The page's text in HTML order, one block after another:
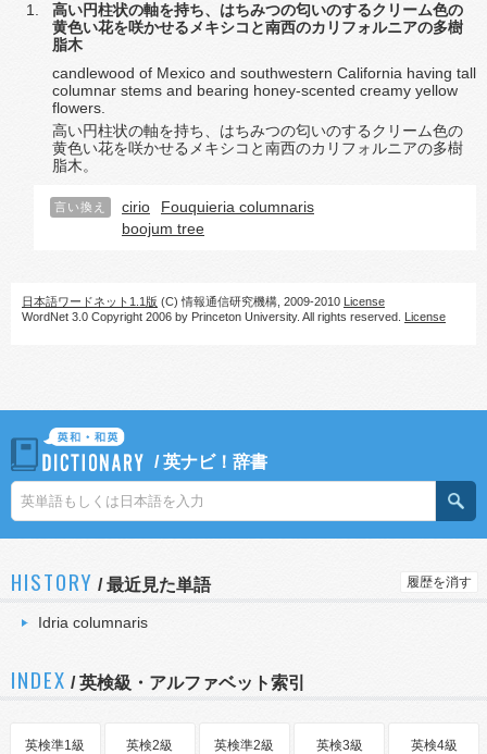
高い円柱状の軸を持ち、はちみつの匂いのするクリーム色の
黄色い花を咲かせるメキシコと南西のカリフォルニアの多樹
脂木
candlewood of Mexico and southwestern California having tall
columnar stems and bearing honey-scented creamy yellow
flowers.
高い円柱状の軸を持ち、はちみつの匂いのするクリーム色の
黄色い花を咲かせるメキシコと南西のカリフォルニアの多樹
脂木。
言い換え cirio
Fouquieria columnaris
boojum tree
日本語ワードネット1.1版 (C) 情報通信研究機構, 2009-2010 License
WordNet 3.0 Copyright 2006 by Princeton University. All rights reserved. License
/英ナビ！辞書
HISTORY /最近見た単語 履歴を消す
Idria columnaris
INDEX / 英検級・アルファベット索引
英検準1級 英検2級 英検準2級 英検3級 英検4級